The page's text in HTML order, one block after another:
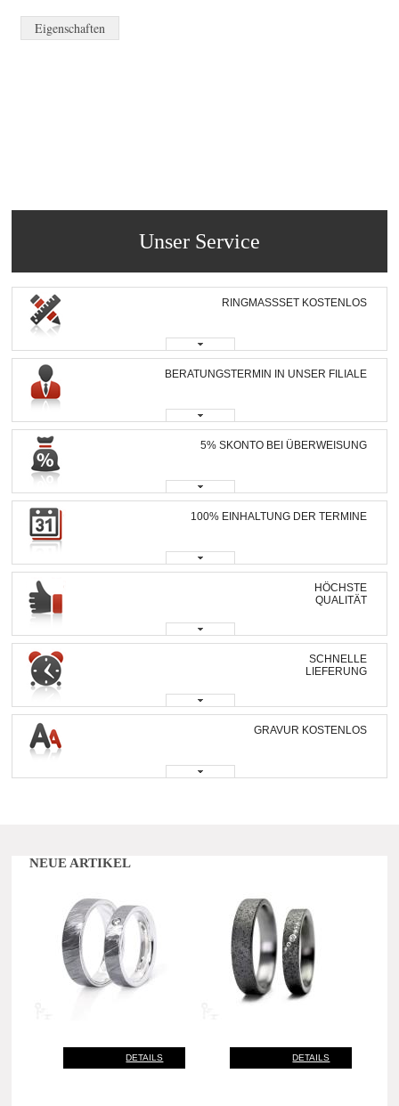
Eigenschaften
Unser Service
RINGMASSSET KOSTENLOS
BERATUNGSTERMIN IN UNSER FILIALE
5% SKONTO BEI ÜBERWEISUNG
100% EINHALTUNG DER TERMINE
HÖCHSTE
QUALITÄT
SCHNELLE
LIEFERUNG
GRAVUR KOSTENLOS
NEUE ARTIKEL
DETAILS DETAILS